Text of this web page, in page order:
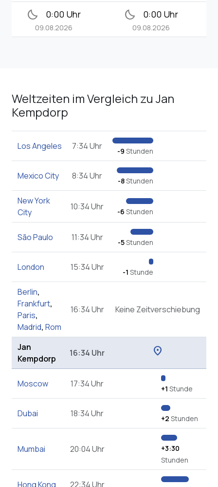
bedtime 0:00 Uhr
09.08.2026
bedtime 0:00 Uhr
09.08.2026
Weltzeiten im Vergleich zu Jan
Kempdorp
Los Angeles 7:34 Uhr -9 Stunden
Mexico City 8:34 Uhr -8Stunden
New York
City
10:34 Uhr -6 Stunden
São Paulo 11:34 Uhr -5Stunden
London 15:34 Uhr -1 Stunde
Berlin,
Frankfurt,
Paris,
Madrid, Rom
16:34 Uhr Keine Zeitverschiebung
Jan
Kempdorp
16:34 Uhr location_on
Moscow 17:34 Uhr +1 Stunde
Dubai 18:34 Uhr +2 Stunden
Mumbai 20:04 Uhr
+3:30
Stunden
Hong Kong 22:34 Uhr